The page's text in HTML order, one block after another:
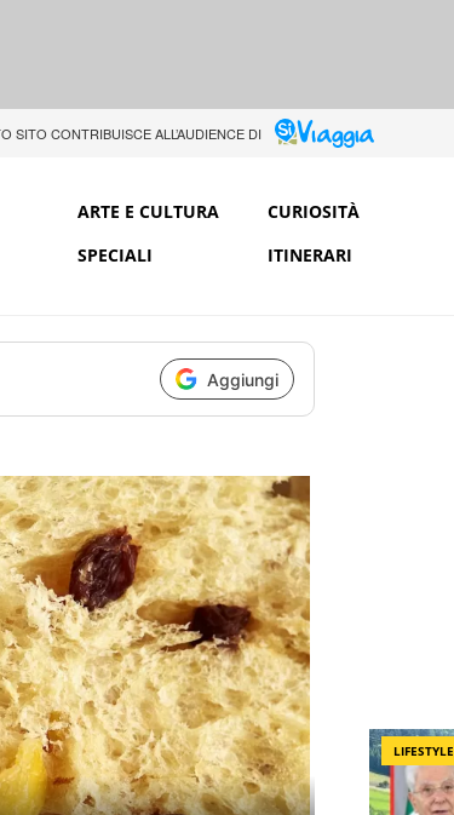
SITO CONTRIBUISCE ALL’AUDIENCE DI
ARTE E CULTURA CURIOSITÀ
SPECIALI ITINERARI
Aggiungi
LIFESTYLE